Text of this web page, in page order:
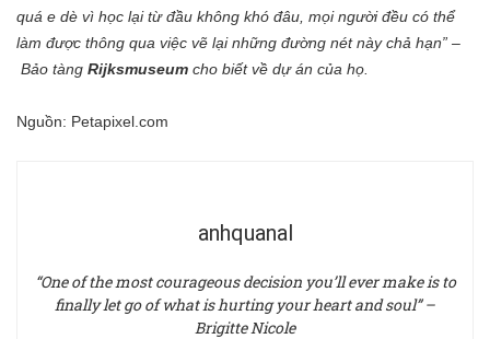
quá e dè vì học lại từ đầu không khó đâu, mọi người đều có thể
làm được thông qua việc vẽ lại những đường nét này chả hạn” –
Bảo tàng Rijksmuseum cho biết về dự án của họ.
Nguồn: Petapixel.com
anhquanal
“One of the most courageous decision you’ll ever make is to
finally let go of what is hurting your heart and soul” –
Brigitte Nicole